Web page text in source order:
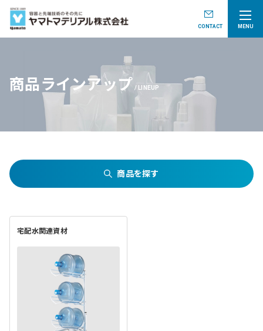
CONTACT MENU
商品ラインアップ LINEUP
商品を探す
宅配水関連資材